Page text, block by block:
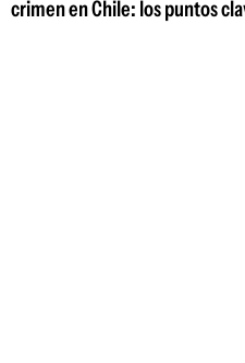
crimen en Chile: los puntos